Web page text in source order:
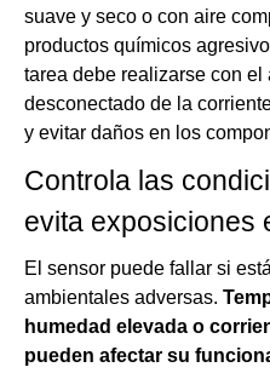
suave y seco o con aire
productos químicos
tarea debe realizarse con el
desconectado de la
y evitar daños en los
Controla las
evita exposiciones
El sensor puede fallar si
ambientales adversas.
humedad elevada o
pueden afectar su